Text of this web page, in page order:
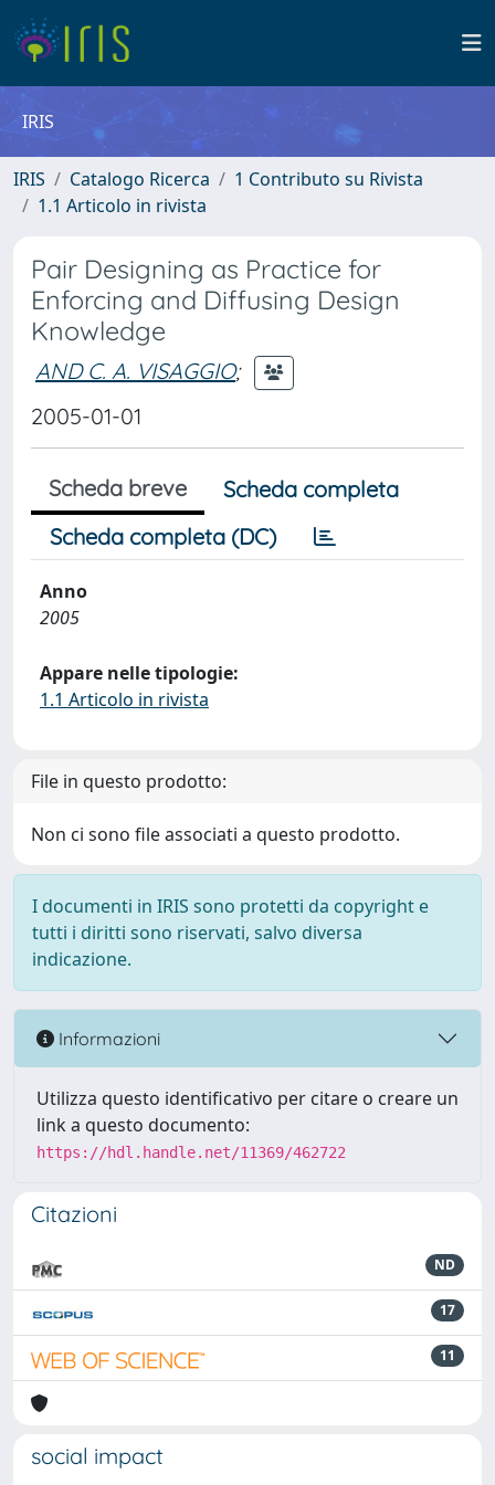
IRIS
IRIS Catalogo Ricerca
1 Contributo su Rivista
1.1 Articolo in rivista
Pair Designing as Practice for
Enforcing and Diffusing Design
Knowledge
AND C. A. VISAGGIO;
2005-01-01
Scheda breve
Scheda completa
Scheda completa (DC)
Anno
2005
Appare nelle tipologie:
1.1 Articolo in rivista
File in questo prodotto:
Non ci sono file associati a questo prodotto.
I documenti in IRIS sono protetti da copyright e
tutti i diritti sono riservati, salvo diversa
indicazione.
Informazioni
Utilizza questo identificativo per citare o creare un
link a questo documento:
https://hdl.handle.net/11369/462722
Citazioni
ND
17
11
social impact